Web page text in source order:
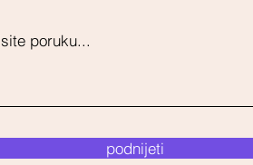
poruku...
podnijeti